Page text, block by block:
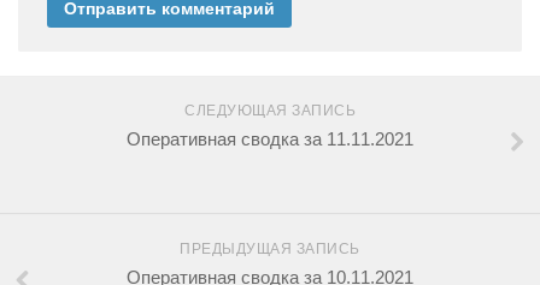
СЛЕДУЮЩАЯ ЗАПИСЬ
Оперативная сводка за 11.11.2021
ПРЕДЫДУЩАЯ ЗАПИСЬ
Оперативная сводка за 10.11.2021